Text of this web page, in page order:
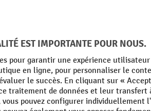
Montants, surface
Montants couleur RAL
Possibilités d'accès